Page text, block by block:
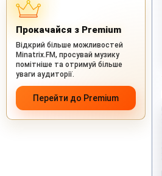
Прокачайся з Premium
Відкрий більше можливостей
Minatrix.FM, просувай музику
помітніше та отримуй більше
уваги аудиторії.
Перейти до Premium